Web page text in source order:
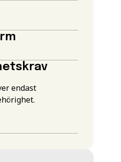
endast